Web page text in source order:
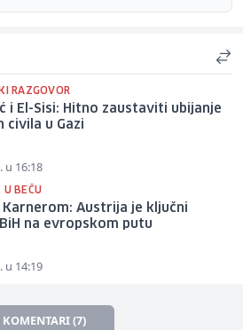
RAZGOVOR
i El-Sisi: Hitno zaustaviti ubijanje
civila u Gazi
u 16:18
U BEČU
Karnerom: Austrija je ključni
na evropskom putu
u 14:19
KOMENTARI (7)